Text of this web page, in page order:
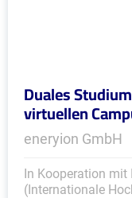
Duales
virtuellen
eneryion GmbH
In Kooperation mit
(Internationale